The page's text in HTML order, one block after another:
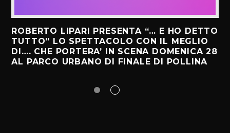
ROBERTO LIPARI PRESENTA “… E HO DETTO
TUTTO” LO SPETTACOLO CON IL MEGLIO
DI…. CHE PORTERA’ IN SCENA DOMENICA 28
AL PARCO URBANO DI FINALE DI POLLINA